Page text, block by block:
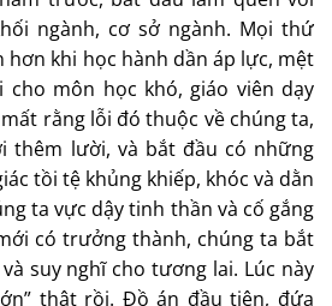
ngành, cơ sở ngành. Mọi thứ
hơn khi học hành dần áp lực, mệt
cho môn học khó, giáo viên dạy
rằng lỗi đó thuộc về chúng ta,
thêm lười, và bắt đầu có những
tồi tệ khủng khiếp, khóc và dằn
ta vực dậy tinh thần và cố gắng
có trưởng thành, chúng ta bắt
suy nghĩ cho tương lai. Lúc này
thật rồi. Đồ án đầu tiên, đứa